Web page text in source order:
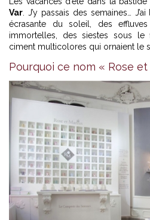
Var. J’y passais des semaines…
écrasante du soleil, des
immortelles, des siestes sous
ciment multicolores qui ornaient le
Pourquoi ce nom « Rose et